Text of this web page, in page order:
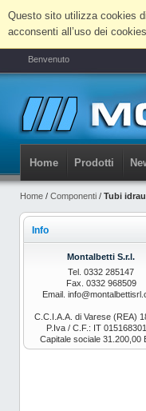
Questo sito utilizza cookies
acconsenti all’uso dei
Benvenuto
Home Prodotti
Home / Componenti / Tubi
Info
Montalbetti S.r.l.
Tel. 0332 285147
Fax. 0332 968509
Email.
C.C.I.A.A. di Varese (REA)
P.Iva / C.F.: IT
Capitale sociale 31.200,00